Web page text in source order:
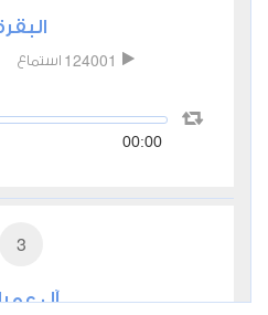
124001 استماع
00:00
3
آل